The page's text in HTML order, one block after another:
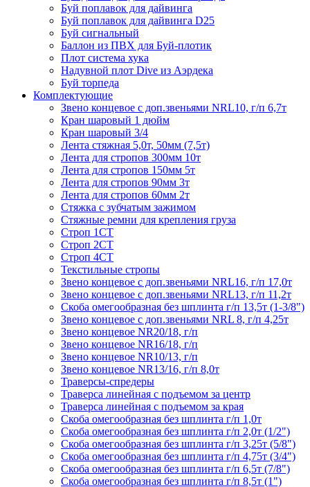
Буй поплавок для дайвинга
Буй поплавок для дайвинга D25
Буй сигнальный
Баллон из ПВХ для Буй-плотик
Плот система хука
Надувной плот Dive из Аэрдека
Буй торпеда
Комплектующие
Звено концевое с доп.звеньями NRL10, г/п 6,7т
Кран шаровый 1 дюйм
Кран шаровый 3/4
Лента стяжная 5,0т, 50мм (7,5т)
Лента для стропов 300мм 10т
Лента для стропов 150мм 5т
Лента для стропов 90мм 3т
Лента для стропов 60мм 2т
Стяжка с зубчатым зажимом
Стяжные ремни для крепления груза
Строп 1СТ
Строп 2СТ
Строп 4СТ
Текстильные стропы
Звено концевое с доп.звеньями NRL16, г/п 17,0т
Звено концевое с доп.звеньями NRL13, г/п 11,2т
Скоба омегообразная без шплинта г/п 13,5т (1-3/8")
Звено концевое с доп.звеньями NRL 8, г/п 4,25т
Звено концевое NR20/18, г/п
Звено концевое NR16/18, г/п
Звено концевое NR10/13, г/п
Звено концевое NR13/16, г/п 8,0т
Траверсы-спредеры
Траверса линейная с подъемом за центр
Траверса линейная с подъемом за края
Скоба омегообразная без шплинта г/п 1,0т
Скоба омегообразная без шплинта г/п 2,0т (1/2")
Скоба омегообразная без шплинта г/п 3,25т (5/8")
Скоба омегообразная без шплинта г/п 4,75т (3/4")
Скоба омегообразная без шплинта г/п 6,5т (7/8")
Скоба омегообразная без шплинта г/п 8,5т (1")